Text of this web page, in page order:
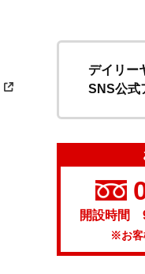
デイリー
SNS公式
開設時間
※お客